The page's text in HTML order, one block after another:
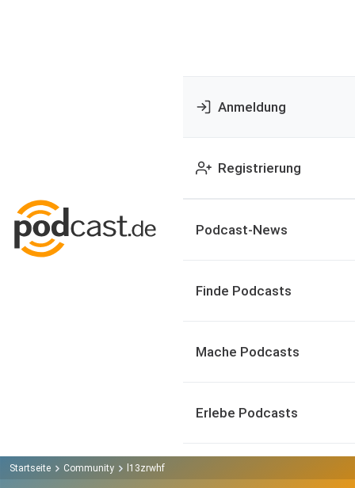
Anmeldung
Registrierung
Podcast-News
Finde Podcasts
Mache Podcasts
Erlebe Podcasts
Startseite Community l13zrwhf